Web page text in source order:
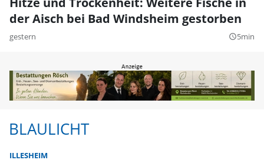
der Aisch bei Bad Windsheim gestorben
gestern query_builder5min
BLAULICHT
ILLESHEIM